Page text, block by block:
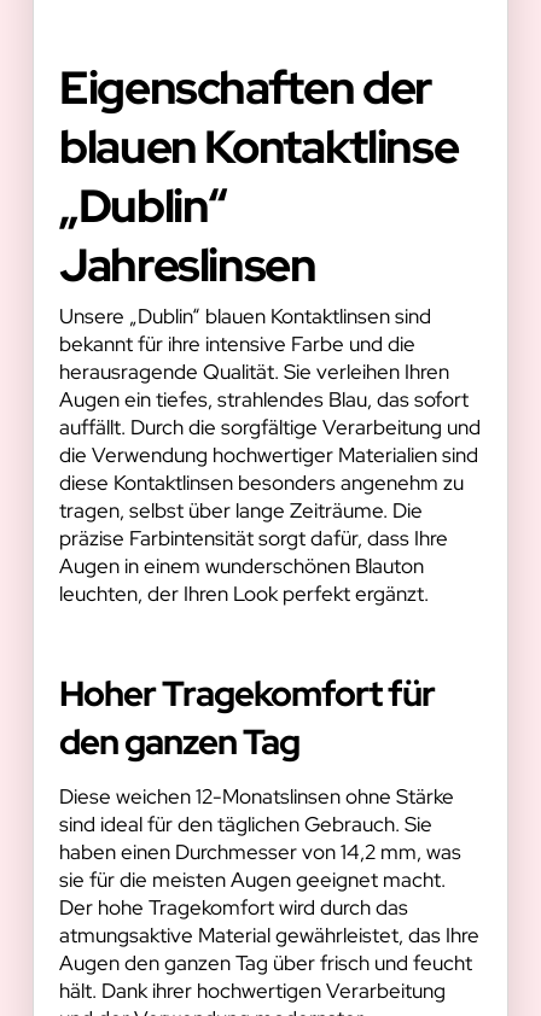
Eigenschaften der
blauen Kontaktlinse
„Dublin“
Jahreslinsen
Unsere „Dublin“ blauen Kontaktlinsen sind
bekannt für ihre intensive Farbe und die
herausragende Qualität. Sie verleihen Ihren
Augen ein tiefes, strahlendes Blau, das sofort
auffällt. Durch die sorgfältige Verarbeitung und
die Verwendung hochwertiger Materialien sind
diese Kontaktlinsen besonders angenehm zu
tragen, selbst über lange Zeiträume. Die
präzise Farbintensität sorgt dafür, dass Ihre
Augen in einem wunderschönen Blauton
leuchten, der Ihren Look perfekt ergänzt.
Hoher Tragekomfort für
den ganzen Tag
Diese weichen 12-Monatslinsen ohne Stärke
sind ideal für den täglichen Gebrauch. Sie
haben einen Durchmesser von 14,2 mm, was
sie für die meisten Augen geeignet macht.
Der hohe Tragekomfort wird durch das
atmungsaktive Material gewährleistet, das Ihre
Augen den ganzen Tag über frisch und feucht
hält. Dank ihrer hochwertigen Verarbeitung